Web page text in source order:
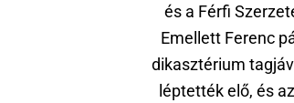
és a Férfi
Emellett Ferenc
dikasztérium
léptették elő, és